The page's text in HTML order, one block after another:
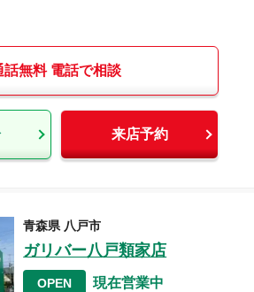
話無料 電話で相談
来店予約
青森県 八戸市
ガリバー八戸類家店
OPEN 現在営業中